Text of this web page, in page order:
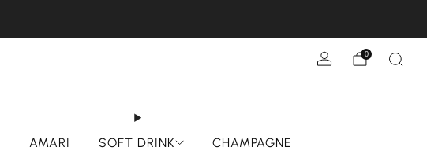
AMARI SOFT DRINK
CHAMPAGNE
0